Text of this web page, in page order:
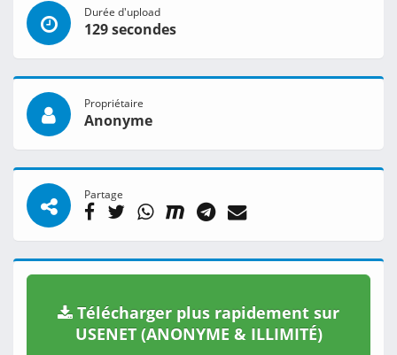
Durée d'upload
129 secondes
Propriétaire
Anonyme
Partage
Télécharger plus rapidement sur
USENET (ANONYME & ILLIMITÉ)